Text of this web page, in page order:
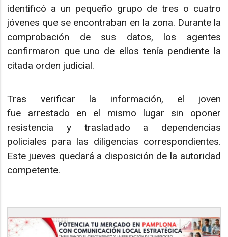
identificó a un pequeño grupo de tres o cuatro
jóvenes que se encontraban en la zona. Durante la
comprobación de sus datos, los agentes
confirmaron que uno de ellos tenía pendiente la
citada orden judicial.
Tras verificar la información, el joven
fue arrestado en el mismo lugar sin oponer
resistencia y trasladado a dependencias
policiales para las diligencias correspondientes.
Este jueves quedará a disposición de la autoridad
competente.